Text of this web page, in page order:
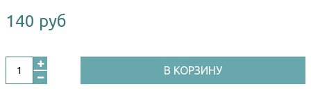
140 руб
В КОРЗИНУ